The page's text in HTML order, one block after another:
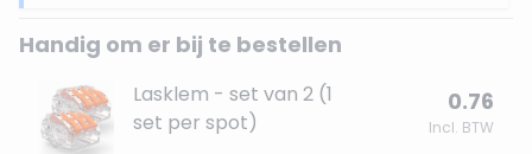
Handig om er bij te bestellen
Lasklem - set van 2 (1
set per spot)
0.76
Incl. BTW